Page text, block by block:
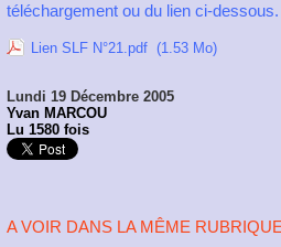
téléchargement ou du lien ci-dessous.
Lien SLF N°21.pdf (1.53 Mo)
Lundi 19 Décembre 2005
Yvan MARCOU
Lu 1580 fois
A VOIR DANS LA MÊME